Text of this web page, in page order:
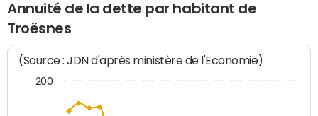
Annuité de la dette par habitant de
Troësnes
(Source : JDN d'après ministère de l'Economie)
200